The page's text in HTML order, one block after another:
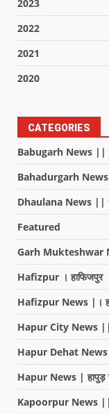
2023
2022
2021
2020
CATEGORIES
Babugarh News ||
Bahadurgarh News
Dhaulana News ||
Featured
Garh Mukteshwar
Hafizpur । हाफिजपुर
Hafizpur News |।
Hapur City News ||
Hapur Dehat News
Hapur News | हापुड़
Kapoorpur News ||